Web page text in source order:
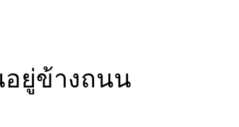
ยู่ข้างถนน